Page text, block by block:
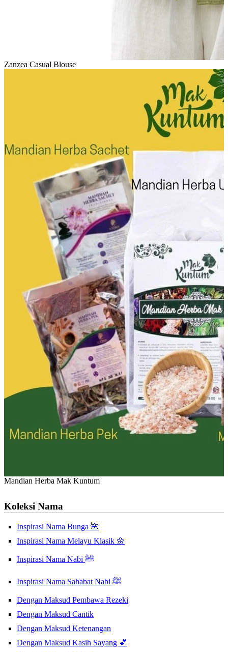
Zanzea Casual Blouse
Mandian Herba Mak Kuntum
Koleksi Nama
Inspirasi Nama Bunga 🌺
Inspirasi Nama Melayu Klasik 🌼
Inspirasi Nama Nabi ﷺ
Inspirasi Nama Sahabat Nabi ﷺ
Dengan Maksud Pembawa Rezeki
Dengan Maksud Cantik
Dengan Maksud Ketenangan
Dengan Maksud Kasih Sayang 💕